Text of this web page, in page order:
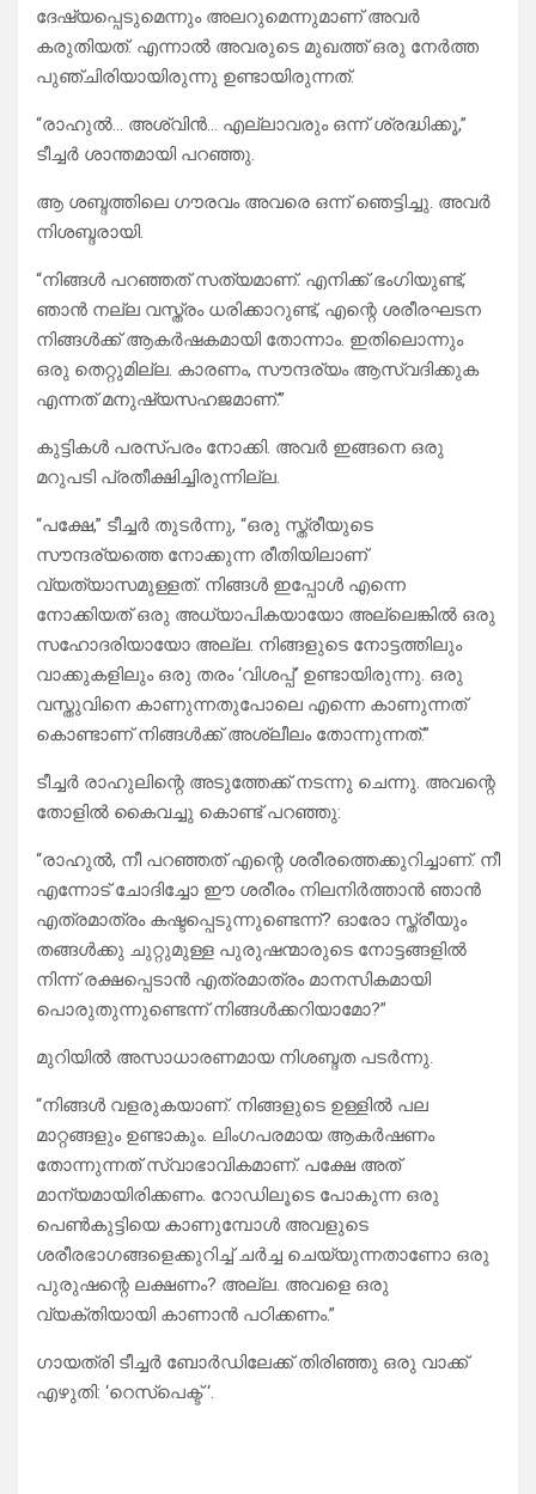
ദേഷ്യപ്പെടുമെന്നും അലറുമെന്നുമാണ് അവർ
കരുതിയത്. എന്നാൽ അവരുടെ മുഖത്ത് ഒരു നേർത്ത
പുഞ്ചിരിയായിരുന്നു ഉണ്ടായിരുന്നത്.
“രാഹുൽ… അശ്വിൻ… എല്ലാവരും ഒന്ന് ശ്രദ്ധിക്കൂ,”
ടീച്ചർ ശാന്തമായി പറഞ്ഞു.
ആ ശബ്ദത്തിലെ ഗൗരവം അവരെ ഒന്ന് ഞെട്ടിച്ചു. അവർ
നിശബ്ദരായി.
“നിങ്ങൾ പറഞ്ഞത് സത്യമാണ്. എനിക്ക് ഭംഗിയുണ്ട്,
ഞാൻ നല്ല വസ്ത്രം ധരിക്കാറുണ്ട്, എന്റെ ശരീരഘടന
നിങ്ങൾക്ക് ആകർഷകമായി തോന്നാം. ഇതിലൊന്നും
ഒരു തെറ്റുമില്ല. കാരണം, സൗന്ദര്യം ആസ്വദിക്കുക
എന്നത് മനുഷ്യസഹജമാണ്.”
കുട്ടികൾ പരസ്പരം നോക്കി. അവർ ഇങ്ങനെ ഒരു
മറുപടി പ്രതീക്ഷിച്ചിരുന്നില്ല.
“പക്ഷേ,” ടീച്ചർ തുടർന്നു, “ഒരു സ്ത്രീയുടെ
സൗന്ദര്യത്തെ നോക്കുന്ന രീതിയിലാണ്
വ്യത്യാസമുള്ളത്. നിങ്ങൾ ഇപ്പോൾ എന്നെ
നോക്കിയത് ഒരു അധ്യാപികയായോ അല്ലെങ്കിൽ ഒരു
സഹോദരിയായോ അല്ല. നിങ്ങളുടെ നോട്ടത്തിലും
വാക്കുകളിലും ഒരു തരം ‘വിശപ്പ്’ ഉണ്ടായിരുന്നു. ഒരു
വസ്തുവിനെ കാണുന്നതുപോലെ എന്നെ കാണുന്നത്
കൊണ്ടാണ് നിങ്ങൾക്ക് അശ്ലീലം തോന്നുന്നത്.”
ടീച്ചർ രാഹുലിന്റെ അടുത്തേക്ക് നടന്നു ചെന്നു. അവന്റെ
തോളിൽ കൈവച്ചു കൊണ്ട് പറഞ്ഞു:
“രാഹുൽ, നീ പറഞ്ഞത് എന്റെ ശരീരത്തെക്കുറിച്ചാണ്. നീ
എന്നോട് ചോദിച്ചോ ഈ ശരീരം നിലനിർത്താൻ ഞാൻ
എത്രമാത്രം കഷ്ടപ്പെടുന്നുണ്ടെന്ന്? ഓരോ സ്ത്രീയും
തങ്ങൾക്കു ചുറ്റുമുള്ള പുരുഷന്മാരുടെ നോട്ടങ്ങളിൽ
നിന്ന് രക്ഷപ്പെടാൻ എത്രമാത്രം മാനസികമായി
പൊരുതുന്നുണ്ടെന്ന് നിങ്ങൾക്കറിയാമോ?”
മുറിയിൽ അസാധാരണമായ നിശബ്ദത പടർന്നു.
“നിങ്ങൾ വളരുകയാണ്. നിങ്ങളുടെ ഉള്ളിൽ പല
മാറ്റങ്ങളും ഉണ്ടാകും. ലിംഗപരമായ ആകർഷണം
തോന്നുന്നത് സ്വാഭാവികമാണ്. പക്ഷേ അത്
മാന്യമായിരിക്കണം. റോഡിലൂടെ പോകുന്ന ഒരു
പെൺകുട്ടിയെ കാണുമ്പോൾ അവളുടെ
ശരീരഭാഗങ്ങളെക്കുറിച്ച് ചർച്ച ചെയ്യുന്നതാണോ ഒരു
പുരുഷന്റെ ലക്ഷണം? അല്ല. അവളെ ഒരു
വ്യക്തിയായി കാണാൻ പഠിക്കണം.”
ഗായത്രി ടീച്ചർ ബോർഡിലേക്ക് തിരിഞ്ഞു ഒരു വാക്ക്
എഴുതി: ‘റെസ്‌പെക്ട് ‘.